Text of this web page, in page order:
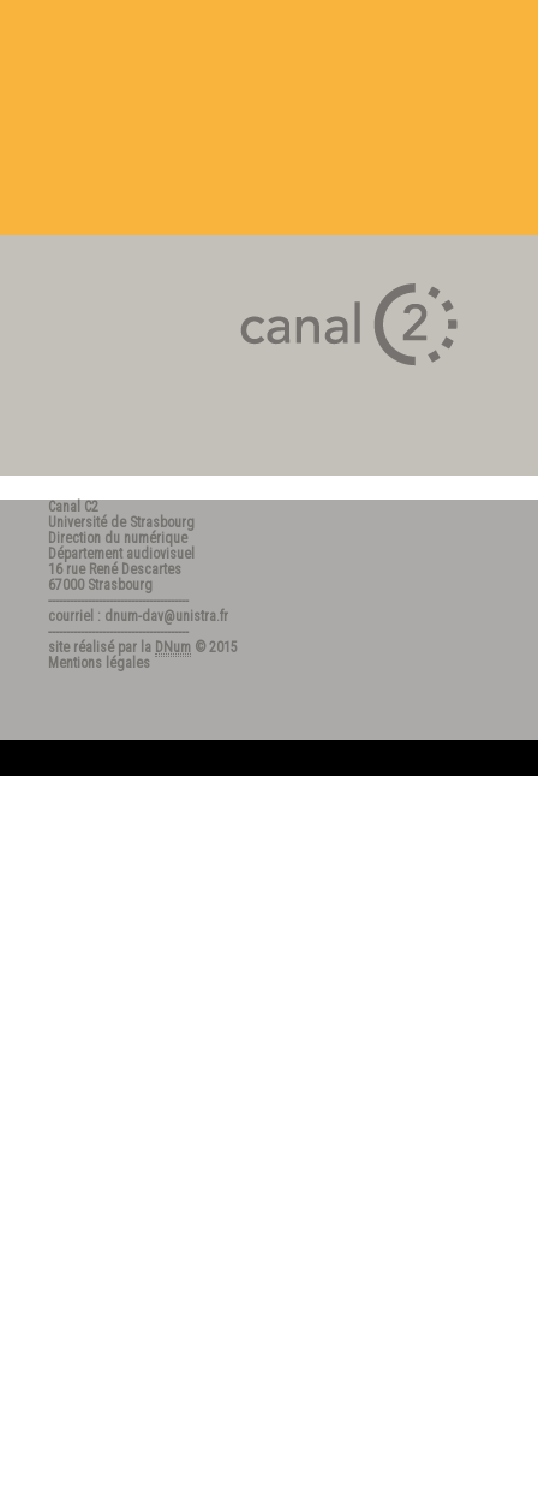
Canal C2
Université de Strasbourg
Direction du numérique
Département audiovisuel
16 rue René Descartes
67000 Strasbourg
---------------------------------------
courriel : dnum-dav@unistra.fr
---------------------------------------
site réalisé par la DNum © 2015
Mentions légales